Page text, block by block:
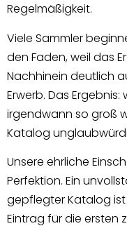
Regelmäßigkeit.
Viele Sammler
den Faden, weil das
Nachhinein deutlich
Erwerb. Das
irgendwann so groß
Katalog
Unsere ehrliche
Perfektion. Ein
gepflegter Katalog
Eintrag für die ersten